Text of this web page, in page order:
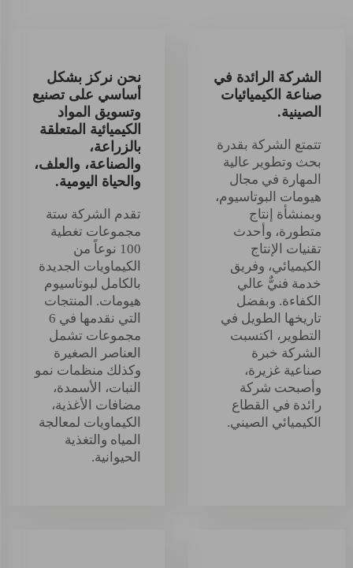
الشركة الرائدة في
صناعة الكيميائيات
الصينية.
تتمتع الشركة بقدرة
بحث وتطوير عالية
المهارة في مجال
هيومات البوتاسيوم،
وبمنشأة إنتاج
متطورة، وأحدث
تقنيات الإنتاج
الكيميائي، وفريق
خدمة فنيٌّ عالي
الكفاءة. وبفضل
تاريخها الطويل في
التطوير، اكتسبت
الشركة خبرة
صناعية غزيرة،
وأصبحت شركة
رائدة في القطاع
الكيميائي الصيني.
نحن نركز بشكل
أساسي على تصنيع
وتسويق المواد
الكيميائية المتعلقة
بالزراعة،
والصناعة، والعلف،
والحياة اليومية.
تقدم الشركة ستة
مجموعات تغطية
100 نوعاً من
الكيماويات الجديدة
بالكامل لبوتاسيوم
هيومات. المنتجات
التي نقدمها في 6
مجموعات تشمل
العناصر الصغيرة
وكذلك منظمات نمو
النبات، الأسمدة،
مضافات الأغذية،
الكيماويات لمعالجة
المياه والتغذية
الحيوانية.